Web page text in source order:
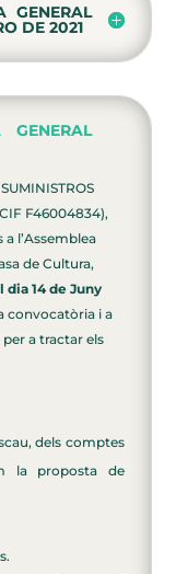
GENERAL
DE 2021
GENERAL
F46004834),
l’Assemblea
de Cultura,
dia 14 de Juny
convocatòria i a
a tractar els
dels comptes
la proposta de